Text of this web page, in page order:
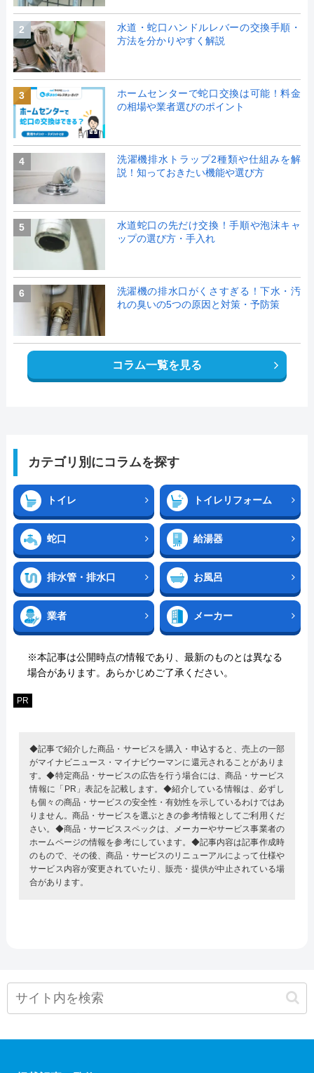
2
水道・蛇口ハンドルレバーの交換手順・
方法を分かりやすく解説
3
ホームセンターで蛇口交換は可能！料金
の相場や業者選びのポイント
4
洗濯機排水トラップ2種類や仕組みを解
説！知っておきたい機能や選び方
5
水道蛇口の先だけ交換！手順や泡沫キャ
ップの選び方・手入れ
6
洗濯機の排水口がくさすぎる！下水・汚
れの臭いの5つの原因と対策・予防策
コラム一覧を見る
カテゴリ別にコラムを探す
トイレ トイレリフォーム
蛇口 給湯器
排水管・排水口 お風呂
業者 メーカー
※本記事は公開時点の情報であり、最新のものとは異なる
場合があります。あらかじめご了承ください。
PR
◆記事で紹介した商品・サービスを購入・申込すると、売上の一部
がマイナビニュース・マイナビウーマンに還元されることがありま
す。◆特定商品・サービスの広告を行う場合には、商品・サービス
情報に「PR」表記を記載します。◆紹介している情報は、必ずし
も個々の商品・サービスの安全性・有効性を示しているわけではあ
りません。商品・サービスを選ぶときの参考情報としてご利用くだ
さい。◆商品・サービススペックは、メーカーやサービス事業者の
ホームページの情報を参考にしています。◆記事内容は記事作成時
のもので、その後、商品・サービスのリニューアルによって仕様や
サービス内容が変更されていたり、販売・提供が中止されている場
合があります。